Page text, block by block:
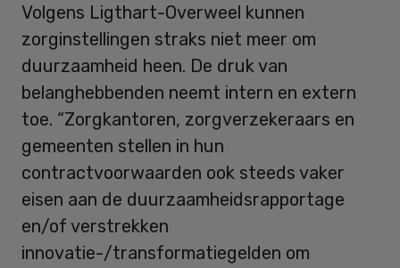
Volgens Ligthart-Overweel kunnen
zorginstellingen straks niet meer om
duurzaamheid heen. De druk van
belanghebbenden neemt intern en extern
toe. “Zorgkantoren, zorgverzekeraars en
gemeenten stellen in hun
contractvoorwaarden ook steeds vaker
eisen aan de duurzaamheidsrapportage
en/of verstrekken
innovatie-/transformatiegelden om